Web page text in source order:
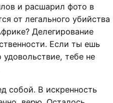
и расшарил фото в
от легального убийства
Делегирование
Если ты ешь
тебе не
собой. В искренность